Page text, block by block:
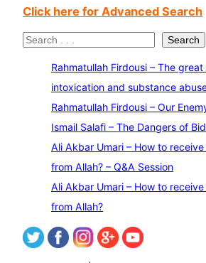
Click here for Advanced Search
S
Search
Rahmatullah Firdousi – The
intoxication and substance
Rahmatullah Firdousi – Our
Ismail Salafi – The Dangers of
Ali Akbar Umari – How to
from Allah? – Q&A Session
Ali Akbar Umari – How to
from Allah?